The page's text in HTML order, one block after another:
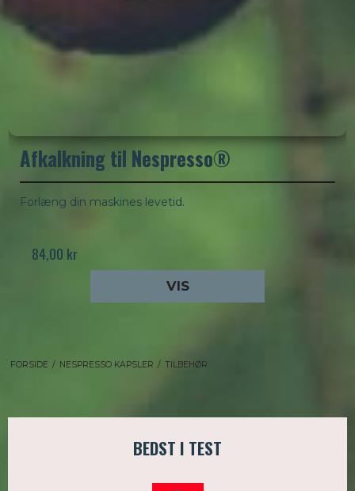
Afkalkning til Nespresso®
Forlæng din maskines levetid.
84,00 kr
VIS
FORSIDE / NESPRESSO KAPSLER / TILBEHØR
BEDST I TEST